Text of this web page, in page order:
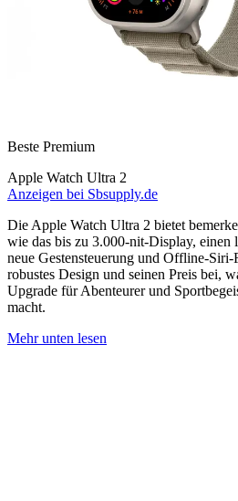
Beste Premium
Apple Watch Ultra 2
Anzeigen bei Sbsupply.de
Die Apple Watch Ultra 2 bietet
wie das bis zu 3.000-nit-Display, einen
neue Gestensteuerung und Offline-
robustes Design und seinen Preis bei,
Upgrade für Abenteurer und
macht.
Mehr unten lesen